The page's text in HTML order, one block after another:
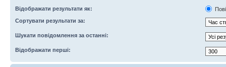
Відображати результати як:
Сортувати результати за:
Шукати повідомлення за останні:
Відображати перші: